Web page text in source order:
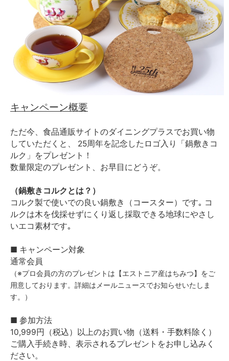
キャンペーン概要
ただ今、食品通販サイトのダイニングプラスでお買い物
していただくと、 25周年を記念したロゴ入り「鍋敷きコ
ルク」をプレゼント！
数量限定のプレゼント、お早目にどうぞ。
（鍋敷きコルクとは？）
コルク製で使いでの良い鍋敷き（コースター）です｡ コ
ルクは木を伐採せずにくり返し採取できる地球にやさし
いエコ素材です｡
■ キャンペーン対象
通常会員
（※プロ会員の方のプレゼントは【エストニア産はちみつ】をご
用意しております。詳細はメールニュースでお知らせいたしま
す。）
■ 参加方法
10,999円（税込）以上のお買い物（送料・手数料除く）
ご購入手続き時、表示されるプレゼントをお申し込みく
ださい。